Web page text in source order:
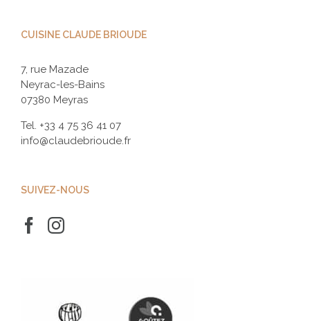
CUISINE CLAUDE BRIOUDE
7, rue Mazade
Neyrac-les-Bains
07380 Meyras
Tel. +33 4 75 36 41 07
info@claudebrioude.fr
SUIVEZ-NOUS